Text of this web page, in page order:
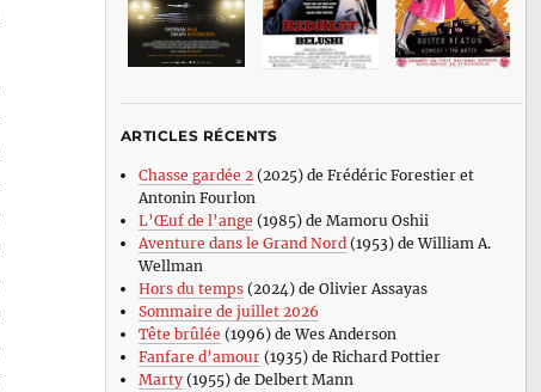
ARTICLES RÉCENTS
Chasse gardée 2(2025) de Frédéric Forestier et
Antonin Fourlon
L’Œuf de l’ange (1985) de Mamoru Oshii
Aventure dans le Grand Nord(1953) de William A.
Wellman
Hors du temps(2024) de Olivier Assayas
Sommaire de juillet 2026
Tête brûlée (1996) de Wes Anderson
Fanfare d’amour(1935) de Richard Pottier
Marty(1955) de Delbert Mann